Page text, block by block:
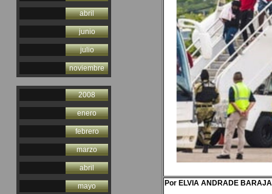
abril
junio
julio
noviembre
2008
enero
febrero
marzo
abril
mayo
Por ELVIA ANDRADE